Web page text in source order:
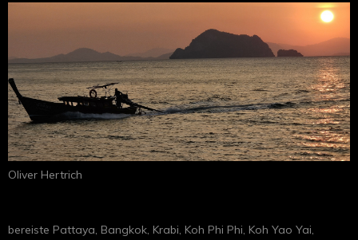
Oliver Hertrich
bereiste Pattaya, Bangkok, Krabi, Koh Phi Phi, Koh Yao Yai,